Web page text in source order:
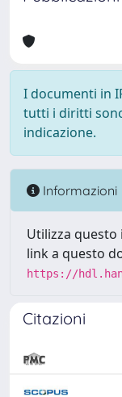
I documenti in
tutti i diritti
indicazione.
Informazioni
Utilizza
link a questo
https://
Citazioni